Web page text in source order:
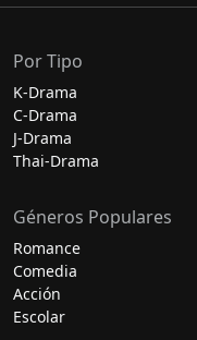
Por Tipo
K-Drama
C-Drama
J-Drama
Thai-Drama
Géneros Populares
Romance
Comedia
Acción
Escolar